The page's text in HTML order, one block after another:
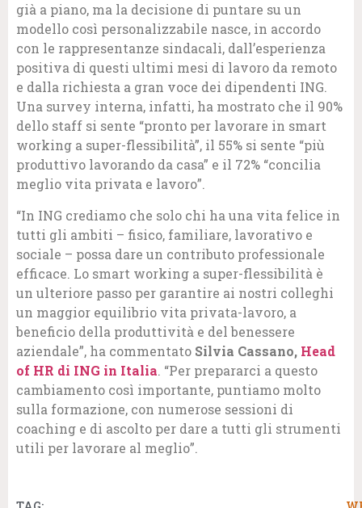
già a piano, ma la decisione di puntare su un
modello così personalizzabile nasce, in accordo
con le rappresentanze sindacali, dall’esperienza
positiva di questi ultimi mesi di lavoro da remoto
e dalla richiesta a gran voce dei dipendenti ING.
Una survey interna, infatti, ha mostrato che il 90%
dello staff si sente “pronto per lavorare in smart
working a super-flessibilità”, il 55% si sente “più
produttivo lavorando da casa” e il 72% “concilia
meglio vita privata e lavoro”.
“In ING crediamo che solo chi ha una vita felice in
tutti gli ambiti – fisico, familiare, lavorativo e
sociale – possa dare un contributo professionale
efficace. Lo smart working a super-flessibilità è
un ulteriore passo per garantire ai nostri colleghi
un maggior equilibrio vita privata-lavoro, a
beneficio della produttività e del benessere
aziendale”, ha commentato Silvia Cassano, Head
of HR di ING in Italia. “Per prepararci a questo
cambiamento così importante, puntiamo molto
sulla formazione, con numerose sessioni di
coaching e di ascolto per dare a tutti gli strumenti
utili per lavorare al meglio”.